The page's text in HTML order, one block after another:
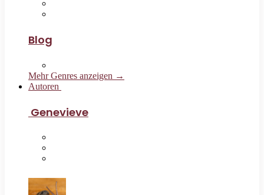
Blog
Mehr Genres anzeigen →
Autoren
Genevieve